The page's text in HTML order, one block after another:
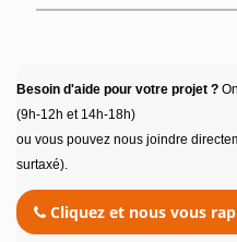
Besoin d'aide pour votre projet ?
(9h-12h et 14h-18h)
ou vous pouvez nous joindre
surtaxé).
Cliquez et nous vous